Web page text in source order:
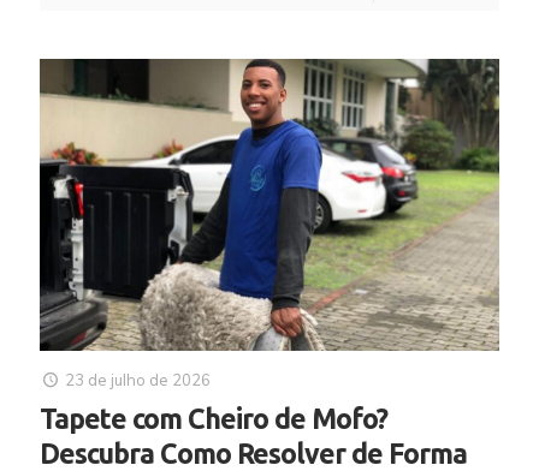
23 de julho de 2026
Tapete com Cheiro de Mofo?
Descubra Como Resolver de Forma